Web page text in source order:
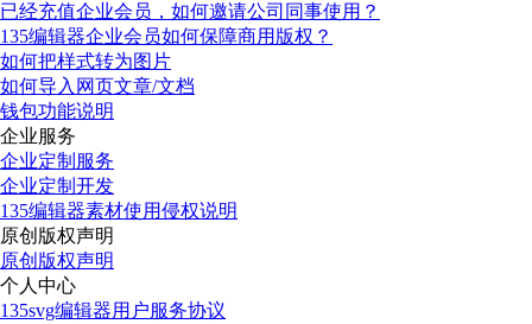
已经充值企业会员，如何邀请公司同事使用？
135编辑器企业会员如何保障商用版权？
如何把样式转为图片
如何导入网页文章/文档
钱包功能说明
企业服务
企业定制服务
企业定制开发
135编辑器素材使用侵权说明
原创版权声明
原创版权声明
个人中心
135svg编辑器用户服务协议